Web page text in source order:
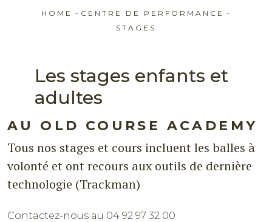
HOME - CENTRE DE PERFORMANCE -
STAGES
Les stages enfants et
adultes
AU OLD COURSE ACADEMY
Tous nos stages et cours incluent les balles à
volonté et ont recours aux outils de dernière
technologie (Trackman)
Contactez-nous au 04 92 97 32 00